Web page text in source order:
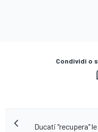
Condividi o
Ducati "recupera"